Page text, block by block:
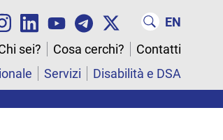
EN
sei?
Cosa cerchi?
Contatti
Servizi Disabilità e DSA